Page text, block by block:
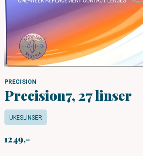
PRECISION
Precision7, 27 linser
UKESLINSER
1249